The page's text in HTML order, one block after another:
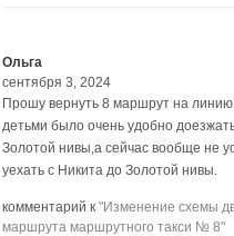
Ольга
сентября 3, 2024
Прошу вернуть 8 маршрут на
детьми было очень удобно
Золотой нивы,а сейчас вообще не
уехать с Никита до Золотой нивы.
комментарий к "Изменение схемы
маршрута маршрутного такси № 8"